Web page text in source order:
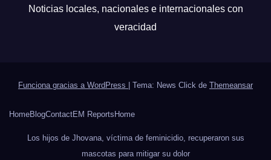
Noticias locales, nacionales e internacionales con
veracidad
Funciona gracias a WordPress | Tema: News Click de Themeansar
HomeBlogContactEM Reports Home
Los hijos de Jhovana, víctima de feminicidio, recuperaron sus
mascotas para mitigar su dolor